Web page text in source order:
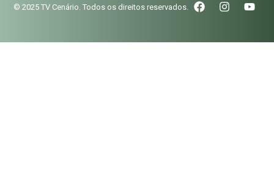
© 2025 TV Cenário. Todos os direitos reservados.